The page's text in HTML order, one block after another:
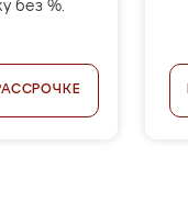
без %.